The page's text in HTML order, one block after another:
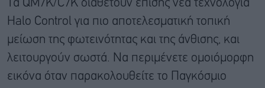
Τα QM7K/C7K διαθέτουν επίσης νέα τεχνολογία
Halo Control για πιο αποτελεσματική τοπική
μείωση της φωτεινότητας και της άνθισης, και
λειτουργούν σωστά. Να περιμένετε ομοιόμορφη
εικόνα όταν παρακολουθείτε το Παγκόσμιο